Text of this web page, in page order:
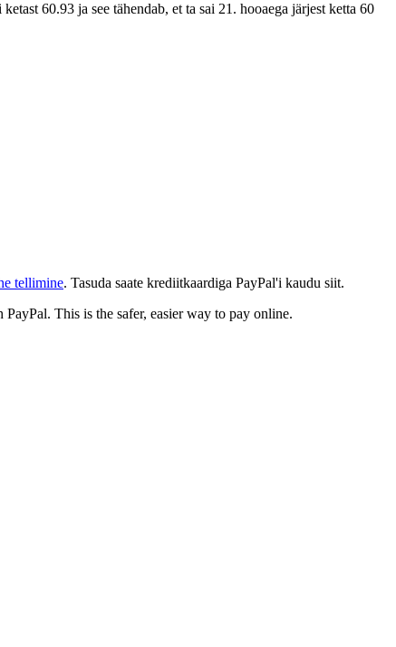
60.93 ja see tähendab, et ta sai 21. hooaega järjest ketta 60
tellimine. Tasuda saate krediitkaardiga PayPal'i kaudu siit.
This is the safer, easier way to pay online.